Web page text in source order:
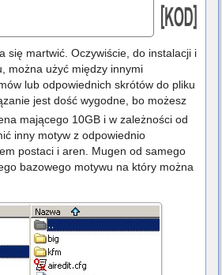
się martwić. Oczywiście, do instalacji i
można użyć między innymi
lub odpowiednich skrótów do pliku
jest dość wygodne, bo możesz
mającego 10GB i w zależności od
inny motyw z odpowiednio
postaci i aren. Mugen od samego
bazowego motywu na który można